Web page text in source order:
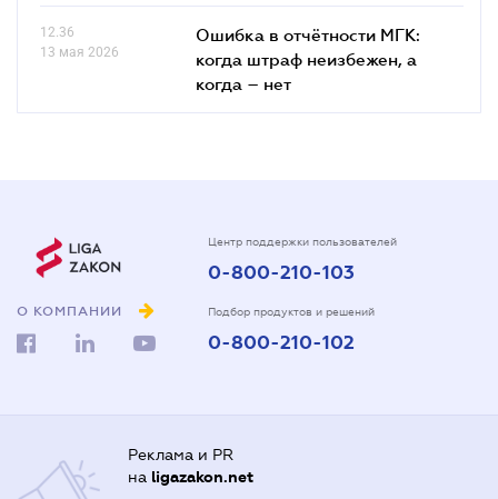
12.36
13 мая 2026
Ошибка в отчётности МГК:
когда штраф неизбежен, а
когда – нет
О КОМПАНИИ
Центр поддержки пользователей
0-800-210-103
Подбор продуктов и решений
0-800-210-102
Реклама и PR
на ligazakon.net